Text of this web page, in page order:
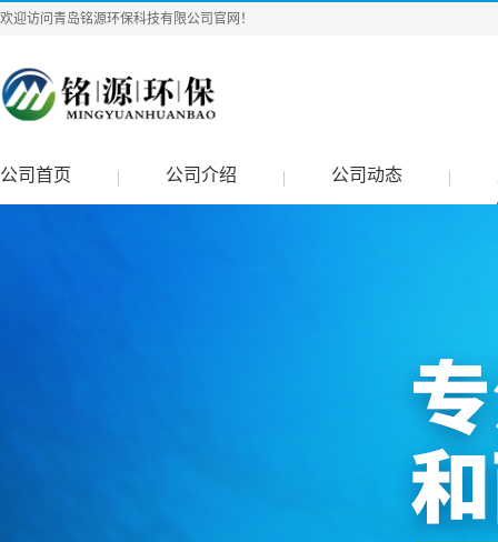
欢迎访问青岛铭源环保科技有限公司官网！
公司首页 公司介绍 公司动态